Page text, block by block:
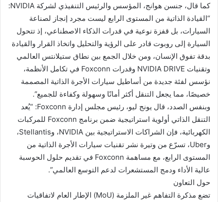
كما قال، جنسن هوانج، المؤسس والرئيس التنفيذي لشركة NVIDIA:
“القيادة الذاتية من المستوى الرابع ليست مجرد إنجاز لصناعة
السيارات، بل قفزة نوعية في قدرات الذكاء الاصطناعي، إذ تتحول
السيارة إلى روبوت قادر على الرؤية والتحليل واتخاذ القرار والقيادة
بدقة تفوق الإنسان، ومن خلال الجمع بين نطاق ستيلانتس العالمي
وتقنيات NVIDIA DRIVE وقدرات Foxconn في تكامل الأنظمة،
نؤسس لفئة جديدة من أساطيل سيارات الأجرة الذاتية المصممة
خصيصًا، مما يجعل التنقل أكثر أمانًا وسهولة وكفاءة للجميع”.
وبنفس الصدد، قال يونج ليو، رئيس مجلس إدارة Foxconn: “يُعد
التنقل الذاتي أولوية استراتيجية ضمن برنامج Foxconn للمركبات
الكهربائية، فإن الشراكات الاستراتيجية بين NVIDIA، وStellantis،
وUber، تسرّع من وتيرة نشر تقنيات سيارات الأجرة الذاتية من
المستوى الرابع، مع مساهمة Foxconn في تقديم حلول الحوسبة
عالية الأداء ودمج المستشعرات لدعم التوسع العالمي”.
حول التعاون
تضع مذكرة التفاهم غير الملزمة (MoU) الإطار العام لاتفاقيات